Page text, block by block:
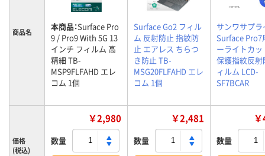
商品名 本商品：Surface Pro
9 / Pro9 With 5G 13
インチ フィルム 高
精細 TB-
MSP9FLFAHD エレ
コム 1個
Surface Go2 フィル
ム 反射防止 指紋防
止 エアレス ちらつ
き防止 TB-
MSG20FLFAHD エレ
コム 1個
サンワサプラ
Surface Pro7
ーライトカ
保護指紋反射
ィルム LCD-
SF7BCAR
価格
(税込)
￥2,980
数量
￥2,481
数量 数量